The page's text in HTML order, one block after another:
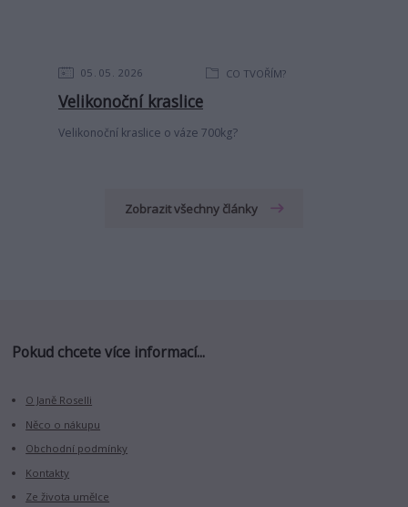
05 05 2026 CO TVOŘÍM?
Velikonoční kraslice
Velikonoční kraslice o váze 700kg?
Zobrazit všechny články
Pokud chcete více informací...
O Janě Roselli
Něco o nákupu
Obchodní podmínky
Kontakty
Ze života umělce